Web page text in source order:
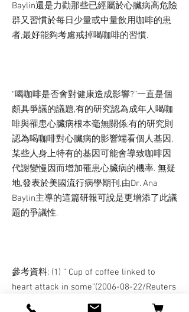
Baylin還是力勸那些已經屬於心臟病高危險
群又習慣於每日少量或中量飲用咖啡的患
者,最好能夠考慮戒掉喝咖啡的習慣.
“喝咖啡是否會對健康造成影響?”一直是個
頗具爭議的議題,有的研究認為成年人喝咖
啡與罹患心臟病根本毫無關係;有的研究則
認為喝咖啡對心臟病的影響端看個人基因,
某些人身上特有的基因可能會導致咖啡因
代謝變慢因而增加罹患心臟病的機率. 無疑
地,發表於美國流行病學期刊,由Dr. Ana
Baylin主導的這篇研報可說是更增添了此議
題的爭議性.
參考資料: (1) ” Cup of coffee linked to
heart attack in some”(2006-08-22/Reuters
Health)